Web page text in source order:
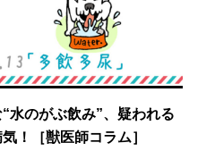
水のがぶ飲み”、疑われる
！［獣医師コラム］